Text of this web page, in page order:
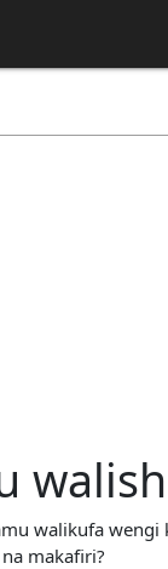
walikufa
makafiri?